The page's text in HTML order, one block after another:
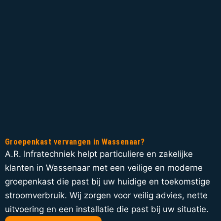
Groepenkast vervangen in Wassenaar?
A.R. Infratechniek helpt particuliere en zakelijke
klanten in Wassenaar met een veilige en moderne
groepenkast die past bij uw huidige en toekomstige
stroomverbruik. Wij zorgen voor veilig advies, nette
uitvoering en een installatie die past bij uw situatie.